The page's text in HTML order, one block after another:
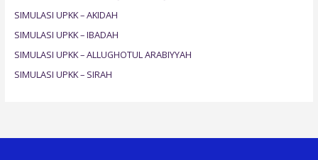
o
r
:
SIMULASI UPKK – AKIDAH
SIMULASI UPKK – IBADAH
SIMULASI UPKK – ALLUGHOTUL ARABIYYAH
SIMULASI UPKK – SIRAH